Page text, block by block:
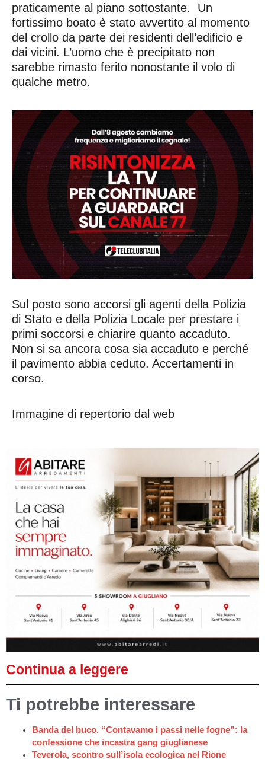
praticamente al piano sottostante. Un
fortissimo boato è stato avvertito al momento
del crollo da parte dei residenti dell’edificio e
dai vicini. L’uomo che è precipitato non
sarebbe rimasto ferito nonostante il volo di
qualche metro.
Sul posto sono accorsi gli agenti della Polizia
di Stato e della Polizia Locale per prestare i
primi soccorsi e chiarire quanto accaduto.
Non si sa ancora cosa sia accaduto e perché
il pavimento abbia ceduto. Accertamenti in
corso.
Immagine di repertorio dal web
Continua a leggere
Ti potrebbe interessare
Banda del buco, “Contavamo i passi nelle fogne”: la
confessione che incastra gang giuglianese
Teverola, scontro sull’isola ecologica nel Rione